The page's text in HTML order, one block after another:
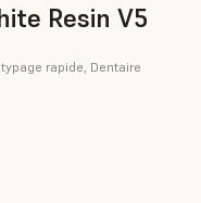
Resin V5
rapide, Dentaire